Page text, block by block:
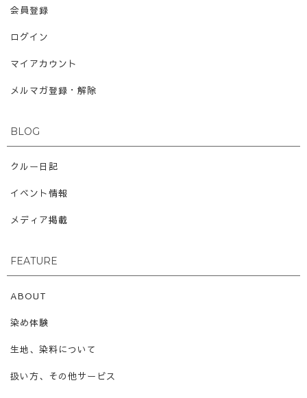
会員登録
ログイン
マイアカウント
メルマガ登録・解除
BLOG
クルー日記
イベント情報
メディア掲載
FEATURE
ABOUT
染め体験
生地、染料について
扱い方、その他サービス